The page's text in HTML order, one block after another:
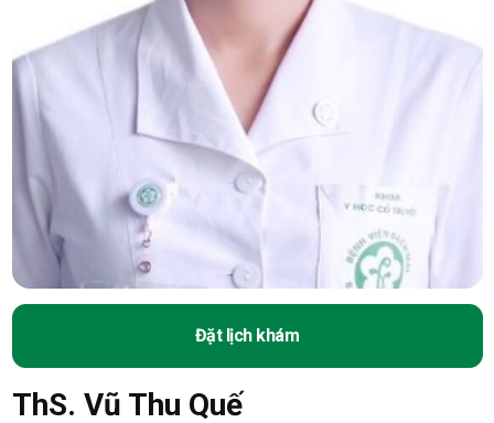
Đặt lịch khám
ThS. Vũ Thu Quế